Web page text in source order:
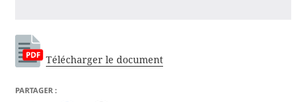
Télécharger le document
PARTAGER :